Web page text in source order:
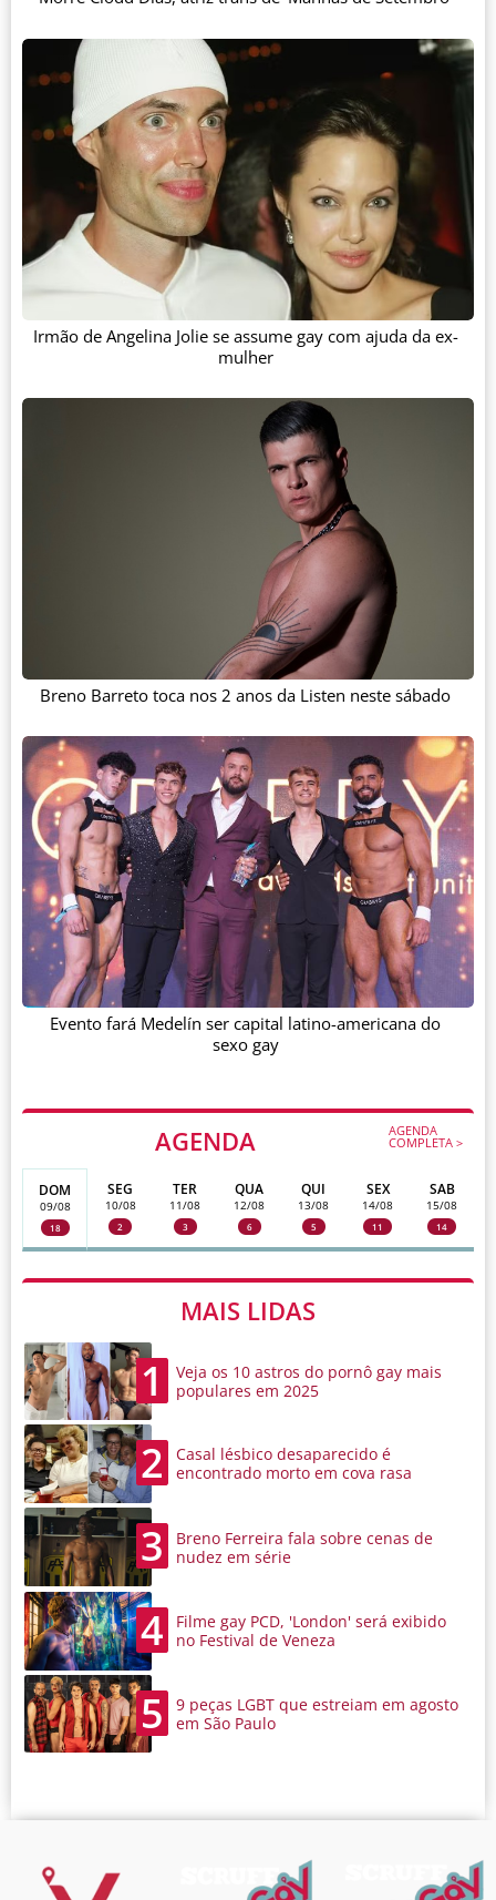
AGENDA AGENDA
COMPLETA >
DOM
09/08
18
SEG
10/08
2
TER
11/08
3
QUA
12/08
6
QUI
13/08
5
SEX
14/08
11
SAB
15/08
14
MAIS LIDAS
1
Veja os 10 astros do pornô gay mais
populares em 2025
2
Casal lésbico desaparecido é
encontrado morto em cova rasa
3
Breno Ferreira fala sobre cenas de
nudez em série
4
Filme gay PCD, 'London' será exibido
no Festival de Veneza
5
9 peças LGBT que estreiam em agosto
em São Paulo
Irmão de Angelina Jolie se assume gay com ajuda da ex-
mulher
Breno Barreto toca nos 2 anos da Listen neste sábado
Evento fará Medelín ser capital latino-americana do
sexo gay